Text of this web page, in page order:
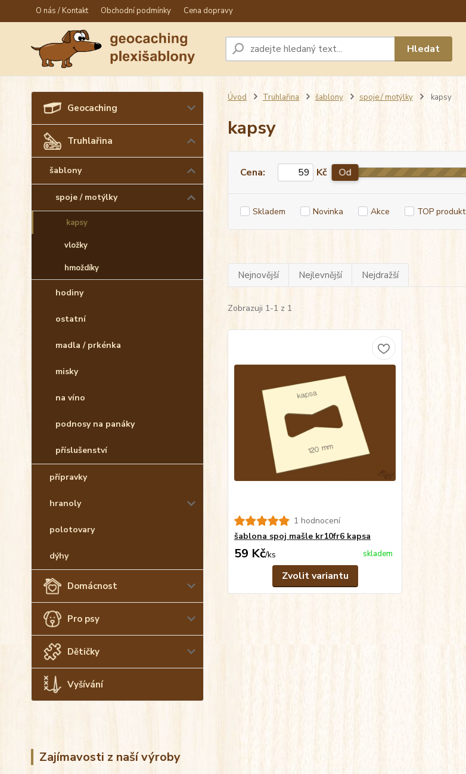
O nás / Kontakt Obchodní podmínky Cena dopravy
Hledat
Geocaching
Truhlařina
šablony
spoje / motýlky
kapsy
vložky
hmoždíky
hodiny
ostatní
madla / prkénka
misky
na víno
podnosy na panáky
příslušenství
přípravky
hranoly
polotovary
dýhy
Domácnost
Pro psy
Dětičky
Vyšívání
Zajímavosti z naší výroby
Úvod Truhlařina šablony spoje / motýlky kapsy
kapsy
Cena: Kč Od
Skladem Novinka Akce TOP produkt
Nejnovější Nejlevnější Nejdražší
Zobrazuji 1-1 z 1
1 hodnocení
šablona spoj mašle kr10fr6 kapsa
59 Kč/ks skladem
Zvolit variantu